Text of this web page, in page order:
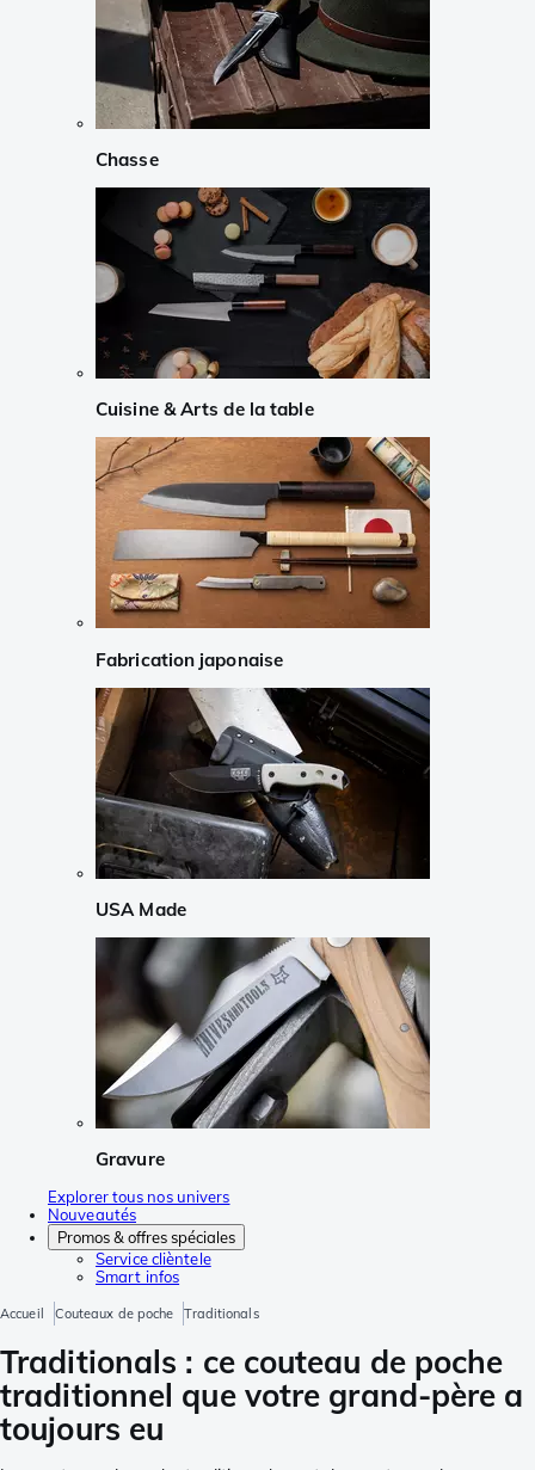
Chasse
Cuisine & Arts de la table
Fabrication japonaise
USA Made
Gravure
Explorer tous nos univers
Nouveautés
Promos & offres spéciales
Service clièntele
Smart infos
Accueil Couteaux de poche Traditionals
Traditionals : ce couteau de poche
traditionnel que votre grand-père a
toujours eu